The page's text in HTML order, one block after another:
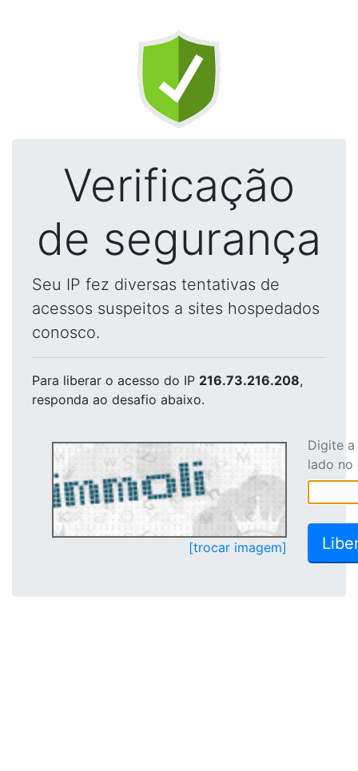
Verificação
de segurança
Seu IP fez diversas tentativas de
acessos suspeitos a sites hospedados
conosco.
Para liberar o acesso do IP 216.73.216.208,
responda ao desafio abaixo.
[trocar imagem]
Digite
lado no